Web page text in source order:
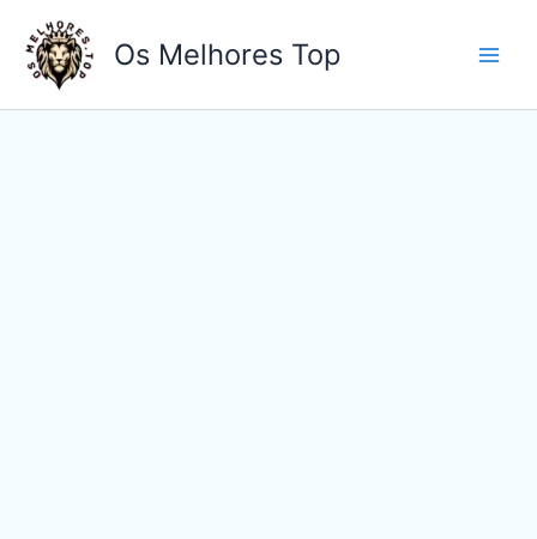
para
Os Melhores Top